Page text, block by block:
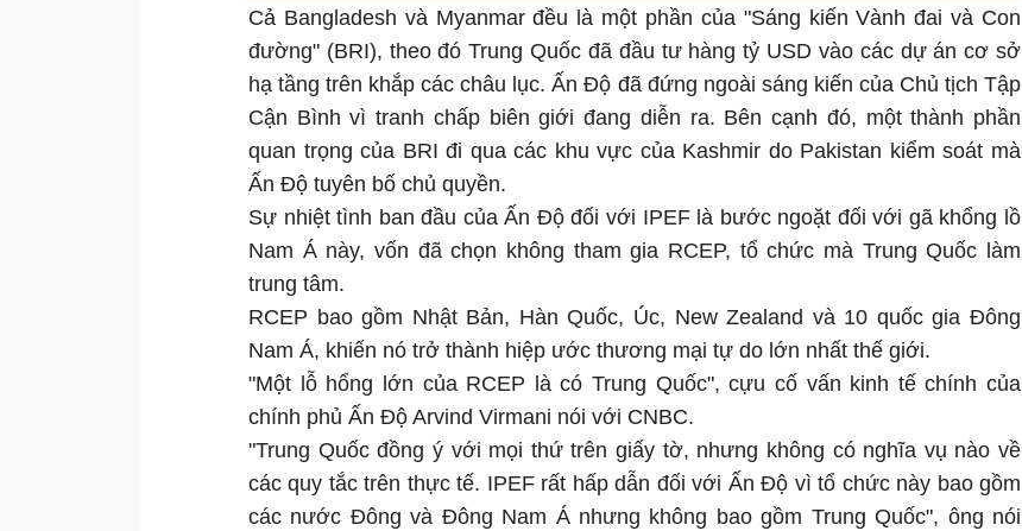
Cả Bangladesh và Myanmar đều là một phần của "Sáng kiến Vành đai và Con
đường" (BRI), theo đó Trung Quốc đã đầu tư hàng tỷ USD vào các dự án cơ sở
hạ tầng trên khắp các châu lục. Ấn Độ đã đứng ngoài sáng kiến của Chủ tịch Tập
Cận Bình vì tranh chấp biên giới đang diễn ra. Bên cạnh đó, một thành phần
quan trọng của BRI đi qua các khu vực của Kashmir do Pakistan kiểm soát mà
Ấn Độ tuyên bố chủ quyền.
Sự nhiệt tình ban đầu của Ấn Độ đối với IPEF là bước ngoặt đối với gã khổng lồ
Nam Á này, vốn đã chọn không tham gia RCEP, tổ chức mà Trung Quốc làm
trung tâm.
RCEP bao gồm Nhật Bản, Hàn Quốc, Úc, New Zealand và 10 quốc gia Đông
Nam Á, khiến nó trở thành hiệp ước thương mại tự do lớn nhất thế giới.
"Một lỗ hổng lớn của RCEP là có Trung Quốc", cựu cố vấn kinh tế chính của
chính phủ Ấn Độ Arvind Virmani nói với CNBC.
"Trung Quốc đồng ý với mọi thứ trên giấy tờ, nhưng không có nghĩa vụ nào về
các quy tắc trên thực tế. IPEF rất hấp dẫn đối với Ấn Độ vì tổ chức này bao gồm
các nước Đông và Đông Nam Á nhưng không bao gồm Trung Quốc", ông nói